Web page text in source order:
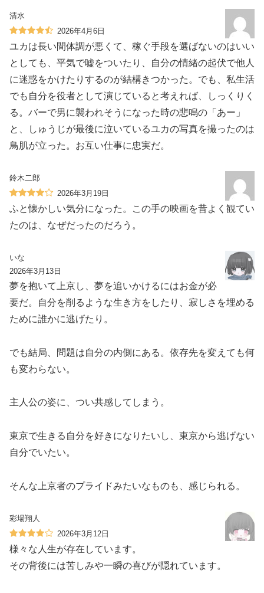
清水
2026年4月6日
ユカは長い間体調が悪くて、稼ぐ手段を選ばないのはいい
としても、平気で嘘をついたり、自分の情緒の起伏で他人
に迷惑をかけたりするのが結構きつかった。でも、私生活
でも自分を役者として演じていると考えれば、しっくりく
る。バーで男に襲われそうになった時の悲鳴の「あー」
と、しゅうじが最後に泣いているユカの写真を撮ったのは
鳥肌が立った。お互い仕事に忠実だ。
鈴木二郎
2026年3月19日
ふと懐かしい気分になった。この手の映画を昔よく観てい
たのは、なぜだったのだろう。
いな
2026年3月13日
夢を抱いて上京し、夢を追いかけるにはお金が必
要だ。自分を削るような生き方をしたり、寂しさを埋める
ために誰かに逃げたり。
でも結局、問題は自分の内側にある。依存先を変えても何
も変わらない。
主人公の姿に、つい共感してしまう。
東京で生きる自分を好きになりたいし、東京から逃げない
自分でいたい。
そんな上京者のプライドみたいなものも、感じられる。
彩場翔人
2026年3月12日
様々な人生が存在しています。
その背後には苦しみや一瞬の喜びが隠れています。